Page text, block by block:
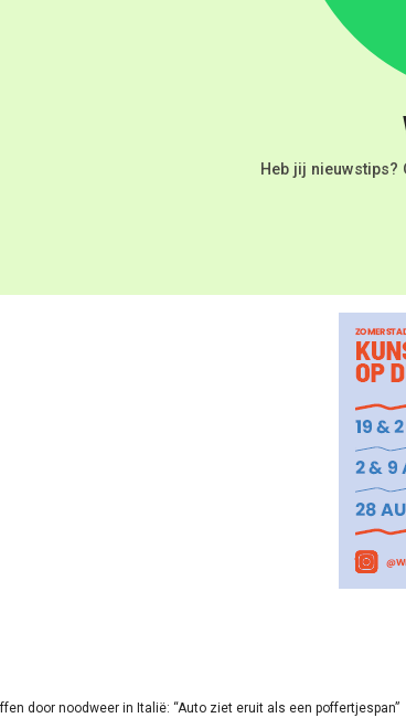
Heb jij nieuwstips?
door noodweer in Italië: “Auto ziet eruit als een poffertjespan”